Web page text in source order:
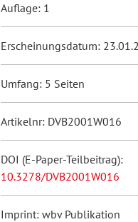
Auflage: 1
Erscheinungsdatum:
Umfang: 5 Seiten
Artikelnr: DVB2001W016
DOI (E-Paper-Teilbeitrag):
10.3278/DVB2001W016
Imprint: wbv Publikation